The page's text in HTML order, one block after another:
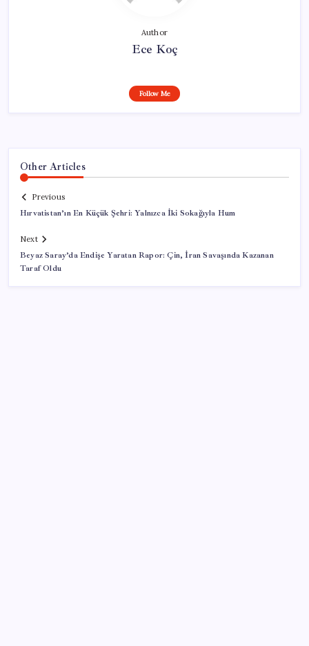
Author
Ece Koç
Follow Me
Other Articles
Previous
Hırvatistan’ın En Küçük Şehri: Yalnızca İki Sokağıyla Hum
Next
Beyaz Saray’da Endişe Yaratan Rapor: Çin, İran Savaşında Kazanan
Taraf Oldu